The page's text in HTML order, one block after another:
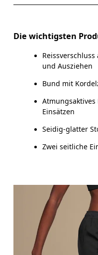
TAILLE 67
OBERSCHENKEL 53
Horizontal verschieben, um
Schrittlänge (Grösse S):
So misst du richtig
Die wichtigsten
und Ausziehen
Bund mit
Einsätzen
Seidig-glatter
Zwei seitliche